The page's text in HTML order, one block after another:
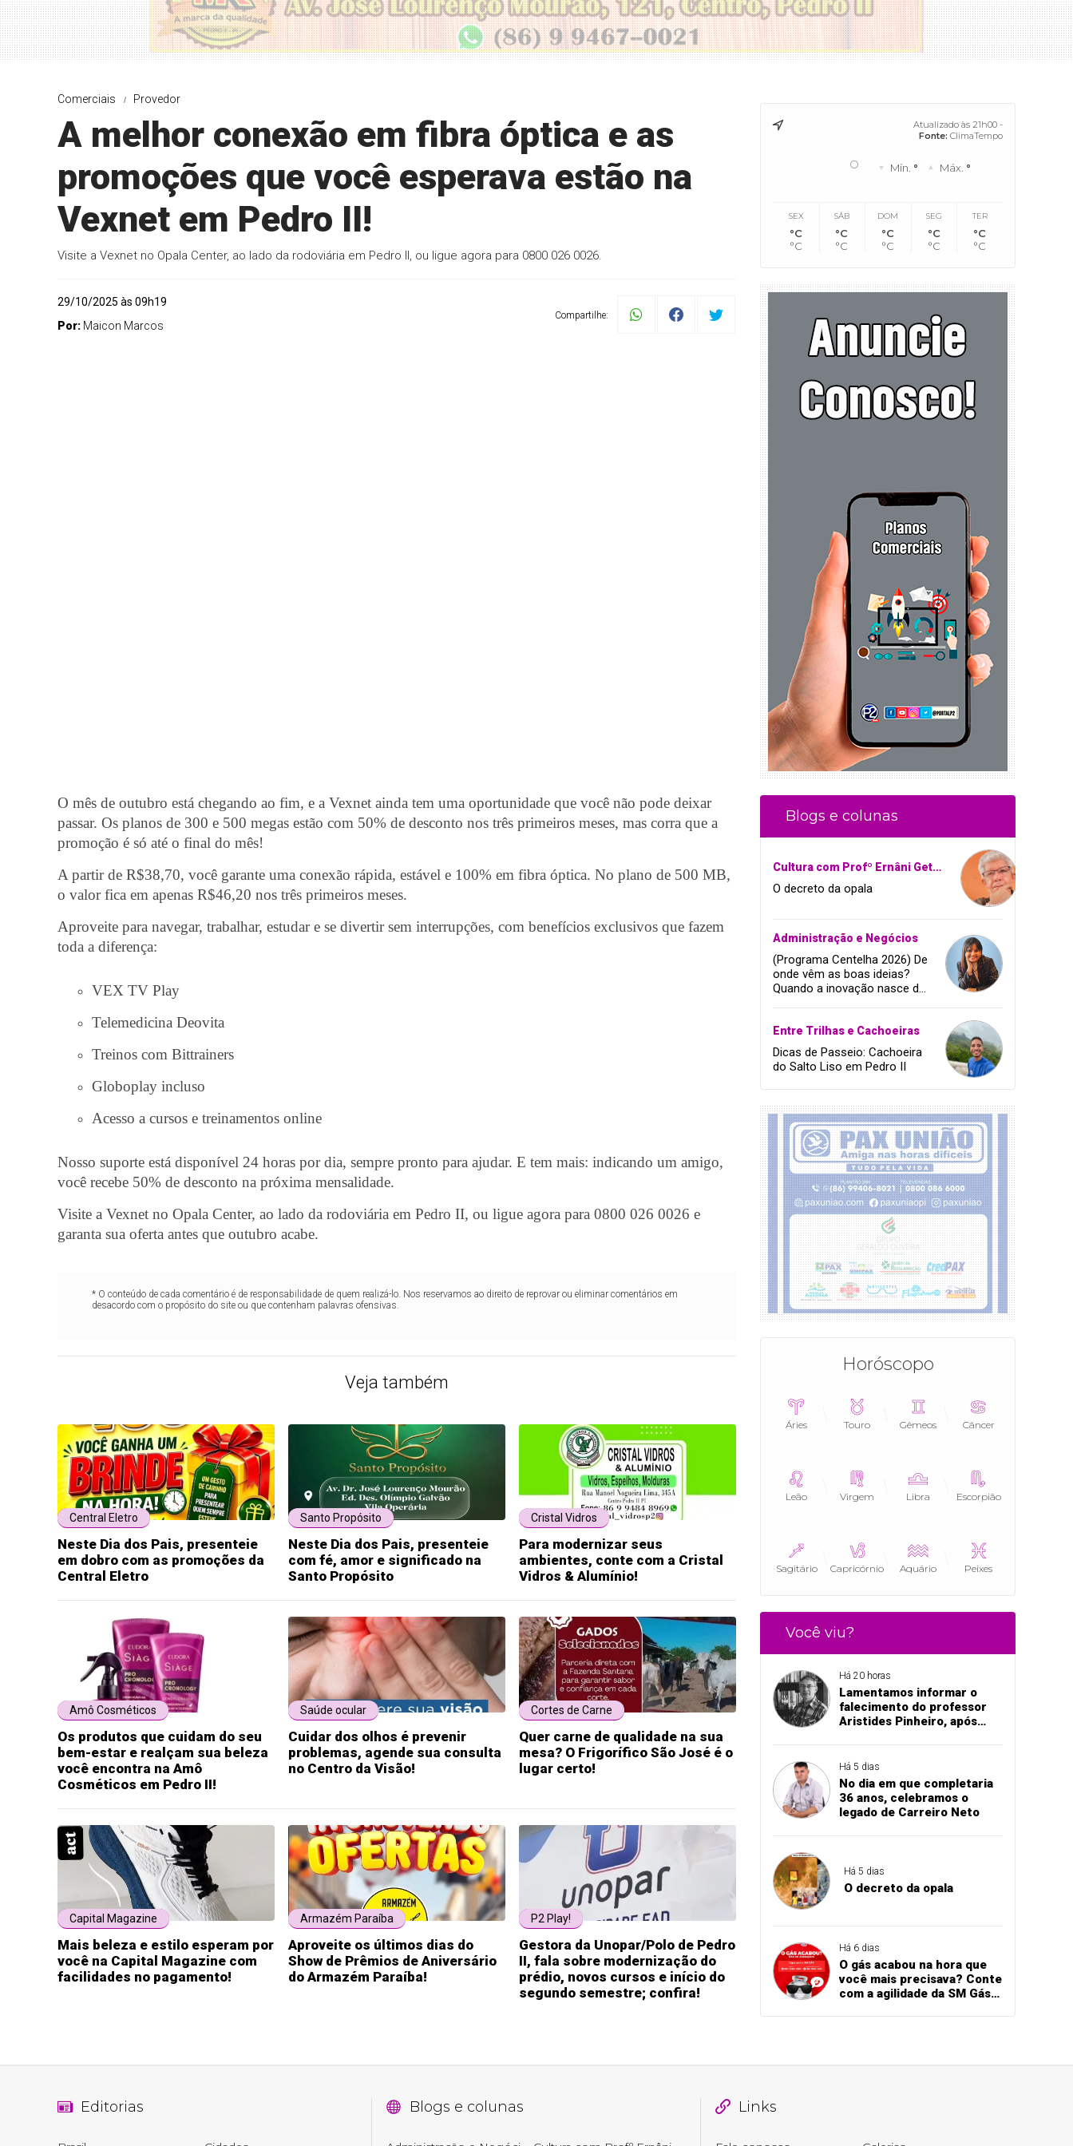
Comerciais Provedor
A melhor conexão em fibra óptica e as
promoções que você esperava estão na
Vexnet em Pedro II!
Visite a Vexnet no Opala Center, ao lado da rodoviária em Pedro II, ou ligue agora para 0800 026 0026.
29/10/2025 às 09h19
Por: Maicon Marcos
Compartilhe:
O mês de outubro está chegando ao fim, e a Vexnet ainda tem uma oportunidade que você não pode deixar
passar. Os planos de 300 e 500 megas estão com 50% de desconto nos três primeiros meses, mas corra que a
promoção é só até o final do mês!
A partir de R$38,70, você garante uma conexão rápida, estável e 100% em fibra óptica. No plano de 500 MB,
o valor fica em apenas R$46,20 nos três primeiros meses.
Aproveite para navegar, trabalhar, estudar e se divertir sem interrupções, com benefícios exclusivos que fazem
toda a diferença:
VEX TV Play
Telemedicina Deovita
Treinos com Bittrainers
Globoplay incluso
Acesso a cursos e treinamentos online
Nosso suporte está disponível 24 horas por dia, sempre pronto para ajudar. E tem mais: indicando um amigo,
você recebe 50% de desconto na próxima mensalidade.
Visite a Vexnet no Opala Center, ao lado da rodoviária em Pedro II, ou ligue agora para 0800 026 0026 e
garanta sua oferta antes que outubro acabe.
* O conteúdo de cada comentário é de responsabilidade de quem realizá-lo. Nos reservamos ao direito de reprovar ou eliminar comentários em
desacordo com o propósito do site ou que contenham palavras ofensivas.
Veja também
Central Eletro
Neste Dia dos Pais, presenteie
em dobro com as promoções da
Central Eletro
Santo Propósito
Neste Dia dos Pais, presenteie
com fé, amor e significado na
Santo Propósito
Cristal Vidros
Para modernizar seus
ambientes, conte com a Cristal
Vidros & Alumínio!
Amô Cosméticos
Os produtos que cuidam do seu
bem-estar e realçam sua beleza
você encontra na Amô
Cosméticos em Pedro II!
Saúde ocular
Cuidar dos olhos é prevenir
problemas, agende sua consulta
no Centro da Visão!
Cortes de Carne
Quer carne de qualidade na sua
mesa? O Frigorífico São José é o
lugar certo!
Capital Magazine
Mais beleza e estilo esperam por
você na Capital Magazine com
facilidades no pagamento!
Armazém Paraíba
Aproveite os últimos dias do
Show de Prêmios de Aniversário
do Armazém Paraíba!
P2 Play!
Gestora da Unopar/Polo de Pedro
II, fala sobre modernização do
prédio, novos cursos e início do
segundo semestre; confira!
Atualizado às 21h00 -
Fonte: ClimaTempo
° Mín. ° Máx. °
SEX
°C
°C
SÁB
°C
°C
DOM
°C
°C
SEG
°C
°C
TER
°C
°C
Blogs e colunas
Cultura com Profº Ernâni Getirana
O decreto da opala
Administração e Negócios
(Programa Centelha 2026) De
onde vêm as boas ideias?
Quando a inovação nasce da
Entre Trilhas e Cachoeiras
Dicas de Passeio: Cachoeira
do Salto Liso em Pedro II
Horóscopo
Áries Touro Gêmeos Câncer
Leão Virgem Libra Escorpião
Sagitário Capricórnio Aquário Peixes
Você viu?
Há 20 horas
Lamentamos informar o
falecimento do professor
Aristides Pinheiro, após
Há 5 dias
No dia em que completaria
36 anos, celebramos o
legado de Carreiro Neto
Há 5 dias
O decreto da opala
Há 6 dias
O gás acabou na hora que
você mais precisava? Conte
com a agilidade da SM Gás
Editorias Blogs e colunas Links